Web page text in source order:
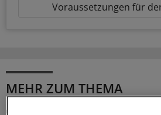
Voraussetzungen für
MEHR ZUM THEMA